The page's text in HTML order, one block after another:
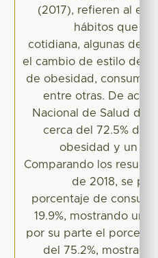
(2017), refieren al
hábitos que
cotidiana, algunas de
el cambio de estilo de
de obesidad, consumo
entre otras. De
Nacional de Salud de
cerca del 72.5% de
obesidad y un
Comparando los
de 2018, se
porcentaje de
19.9%, mostrando una
por su parte el
del 75.2%,